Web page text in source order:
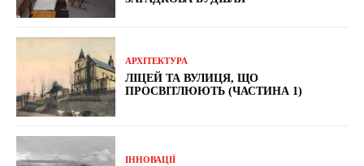
АРХІТЕКТУРА
ЛІЦЕЙ ТА ВУЛИЦЯ, ЩО
ПРОСВІТЛЮЮТЬ (ЧАСТИНА 1)
ІННОВАЦІЇ